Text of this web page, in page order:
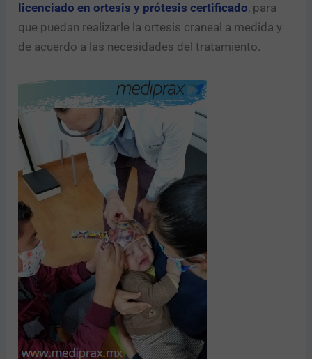
licenciado en ortesis y prótesis certificado, para
que puedan realizarle la ortesis craneal a medida y
de acuerdo a las necesidades del tratamiento.